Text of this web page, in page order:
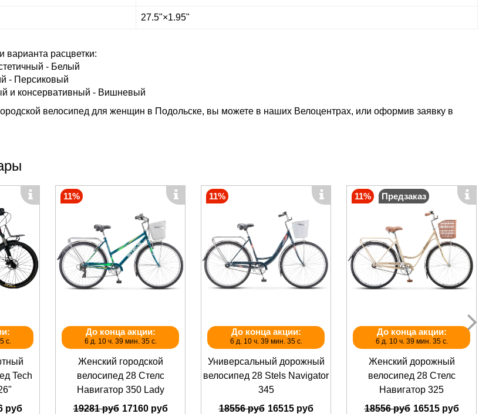
27.5"×1.95"
варианта расцветки:
- Белый
- Персиковый
и консервативный - Вишневый
велосипед для женщин в Подольске, вы можете в наших Велоцентрах, или оформив заявку в
с.
Tech
руб
11%
До конца акции:
6 д. 10 ч. 39 мин. 35 с.
Женский городской
велосипед 28 Стелс
Навигатор 350 Lady
19281 руб 17160 руб
11%
До конца акции:
6 д. 10 ч. 39 мин. 35 с.
Универсальный дорожный
велосипед 28 Stels Navigator
345
18556 руб 16515 руб
11% Предзаказ
До конца акции:
6 д. 10 ч. 39 мин. 35 с.
Женский дорожный
велосипед 28 Стелс
Навигатор 325
18556 руб 16515 руб